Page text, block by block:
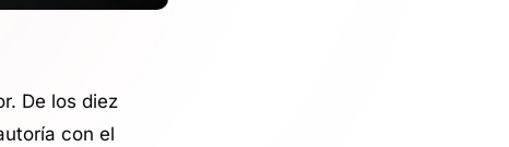
De los diez
con el